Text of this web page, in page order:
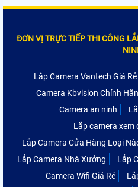
ĐƠN VỊ TRỰC TIẾP THI CÔNG
Lắp Camera Vantech Giá Rẻ
Camera Kbvision Chính
Camera an ninh
Lắp camera xem
Lắp Camera Cửa Hàng Loại
Lắp Camera Nhà Xưởng
Lắp
Camera Wifi Giá Rẻ